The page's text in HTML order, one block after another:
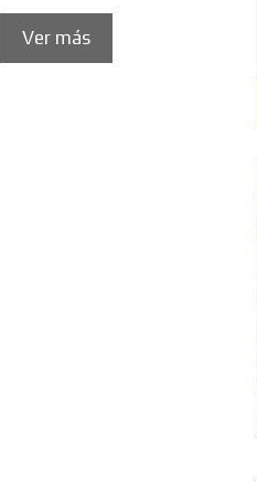
Ver más